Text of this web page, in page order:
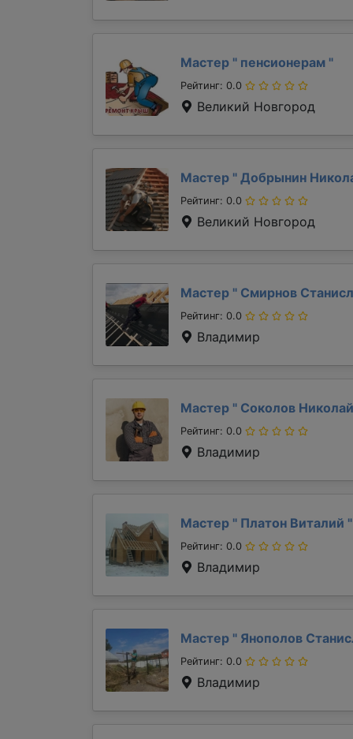
Мастер " пенсионерам "
Рейтинг: 0.0
Великий Новгород
Мастер " Добрынин
Рейтинг: 0.0
Великий Новгород
Мастер " Смирнов
Рейтинг: 0.0
Владимир
Мастер " Соколов
Рейтинг: 0.0
Владимир
Мастер " Платон Виталий "
Рейтинг: 0.0
Владимир
Мастер " Янополов
Рейтинг: 0.0
Владимир